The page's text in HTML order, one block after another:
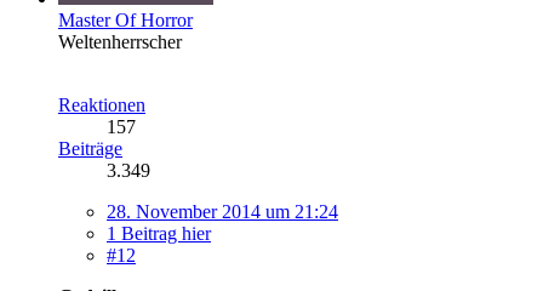
Master Of Horror
Weltenherrscher
Reaktionen
157
Beiträge
3.349
28. November 2014 um 21:24
1 Beitrag hier
#12